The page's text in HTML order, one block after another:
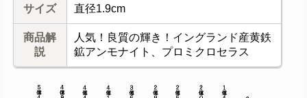
サイズ 直径1.9cm
商品解
説
人気！良質の輝き！イングランド産黄鉄
鉱アンモナイト、プロミクロセラス